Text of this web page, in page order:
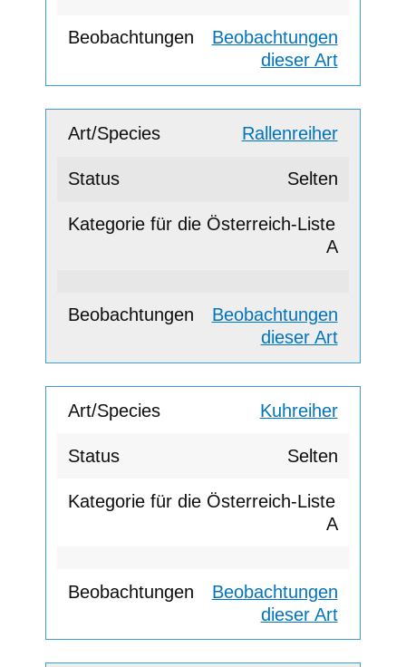
Beobachtungen
dieser Art
Rallenreiher
Selten
A
Beobachtungen
dieser Art
Kuhreiher
Selten
A
Beobachtungen
dieser Art